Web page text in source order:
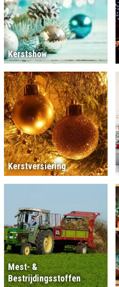
Kerstshow
Kerstversiering
Mest- &
Bestrijdingsstoffen